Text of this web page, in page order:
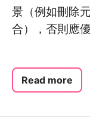
景（例如刪除
合），否則應
Read more